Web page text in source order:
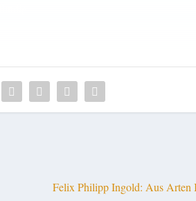
Felix Philipp Ingold: Aus Arten